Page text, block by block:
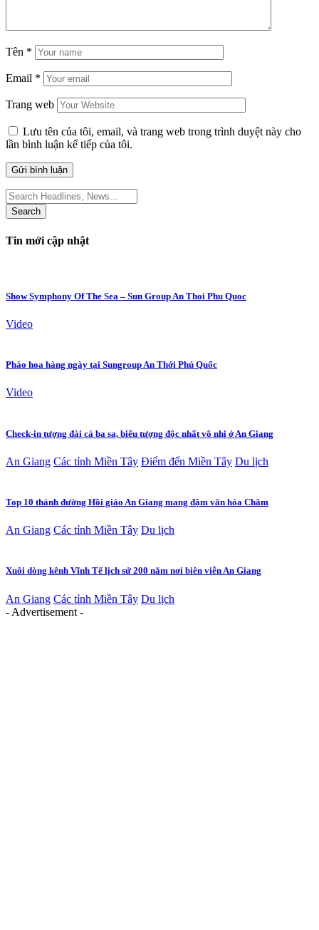
Tên *
Email *
Trang web
Lưu tên của tôi, email, và trang web trong trình duyệt này cho
lần bình luận kế tiếp của tôi.
Search
for:
Tin mới cập nhật
Show Symphony Of The Sea – Sun Group An Thoi Phu Quoc
Video
Pháo hoa hàng ngày tại Sungroup An Thới Phú Quốc
Video
Check-in tượng đài cá ba sa, biểu tượng độc nhất vô nhị ở An Giang
An Giang Các tỉnh Miền Tây Điểm đến Miền Tây Du lịch
Top 10 thánh đường Hồi giáo An Giang mang đậm văn hóa Chăm
An Giang Các tỉnh Miền Tây Du lịch
Xuôi dòng kênh Vĩnh Tế lịch sử 200 năm nơi biên viễn An Giang
An Giang Các tỉnh Miền Tây Du lịch
- Advertisement -